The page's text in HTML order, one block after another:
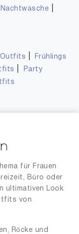
Frühlings
Party
für Frauen
Büro oder
ultimativen Look
von
Röcke und